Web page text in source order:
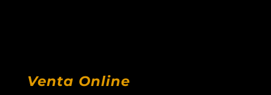
Venta Online